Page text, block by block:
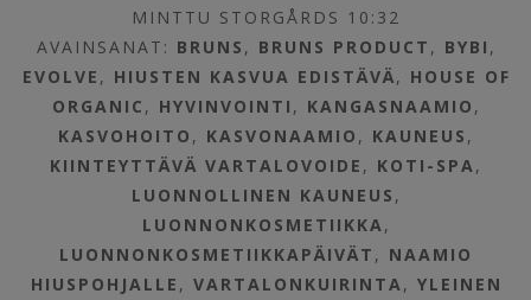
MINTTU STORGÅRDS 10:32
AVAINSANAT: BRUNS , BRUNS PRODUCT , BYBI ,
EVOLVE , HIUSTEN KASVUA EDISTÄVÄ, HOUSE OF
ORGANIC , HYVINVOINTI , KANGASNAAMIO ,
KASVOHOITO , KASVONAAMIO , KAUNEUS ,
KIINTEYTTÄVÄ VARTALOVOIDE , KOTI-SPA ,
LUONNOLLINEN KAUNEUS ,
LUONNONKOSMETIIKKA ,
LUONNONKOSMETIIKKAPÄIVÄT , NAAMIO
HIUSPOHJALLE , VARTALONKUIRINTA , YLEINEN